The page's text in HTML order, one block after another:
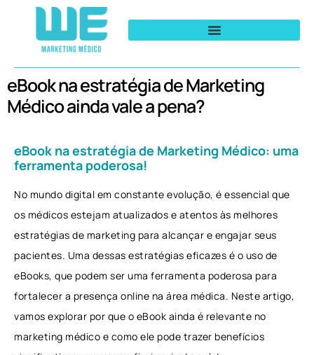
eBook na estratégia de Marketing
Médico ainda vale a pena?
eBook na estratégia de Marketing Médico: uma
ferramenta poderosa!
No mundo digital em constante evolução, é essencial que
os médicos estejam atualizados e atentos às melhores
estratégias de marketing para alcançar e engajar seus
pacientes. Uma dessas estratégias eficazes é o uso de
eBooks, que podem ser uma ferramenta poderosa para
fortalecer a presença online na área médica. Neste artigo,
vamos explorar por que o eBook ainda é relevante no
marketing médico e como ele pode trazer benefícios